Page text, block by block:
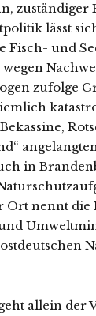
zuständiger
lässt
Fisch- und
zufolge
in
nennt die
allein der